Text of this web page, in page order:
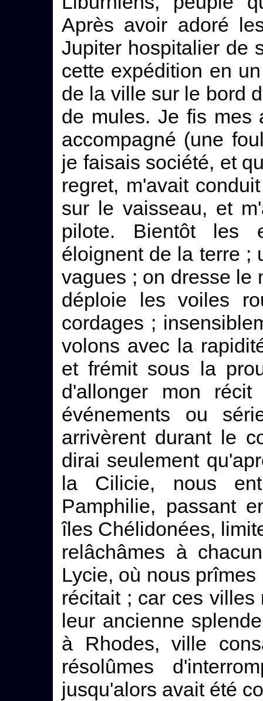
Après avoir adoré
Jupiter hospitalier de
cette expédition en
de la ville sur le bord
de mules. Je fis mes
accompagné (une
je faisais société, et
regret, m'avait
sur le vaisseau, et
pilote. Bientôt les
éloignent de la terre ;
vagues ; on dresse le
déploie les voiles
cordages ;
volons avec la
et frémit sous la
d'allonger mon
événements ou
arrivèrent durant le
dirai seulement
la Cilicie, nous
Pamphilie, passant
îles Chélidonées,
relâchâmes à
Lycie, où nous
récitait ; car ces
leur ancienne
à Rhodes, ville
résolûmes
jusqu'alors avait été